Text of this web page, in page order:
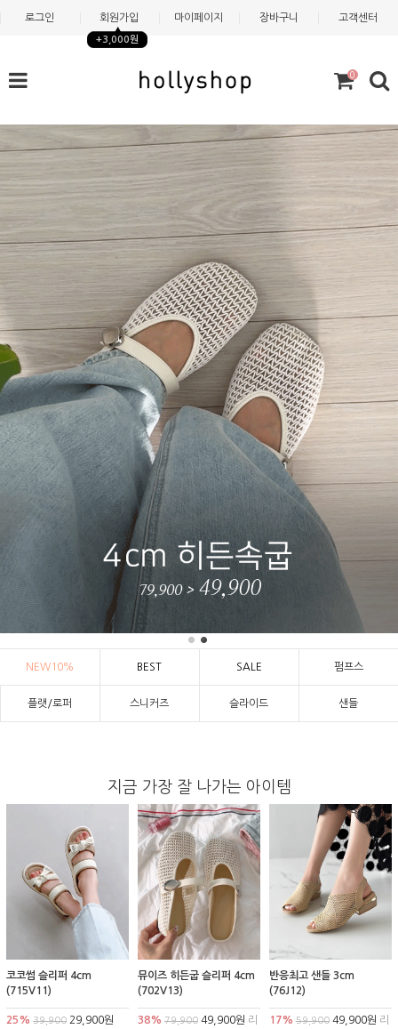
로그인 회원가입
+3,000원
마이페이지 장바구니 고객센터
0
NEW10% BEST SALE 펌프스
플랫/로퍼 스니커즈 슬라이드 샌들
지금 가장 잘 나가는 아이템
코코썸 슬리퍼 4cm
(715V11)
25% 39,900 29,900원
뮤이즈 히든굽 슬리퍼 4cm
(702V13)
38% 79,90049,900원 리
반응최고 샌들 3cm
(76J12)
17% 59,90049,900원 리